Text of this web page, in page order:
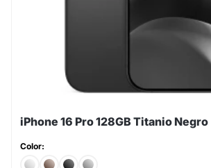
iPhone 16 Pro 128GB Titanio Negro
Color: